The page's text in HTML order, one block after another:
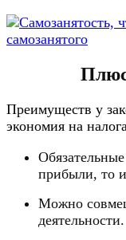
Преимуществ у
экономия на
прибыли, то
Можно
деятельности.